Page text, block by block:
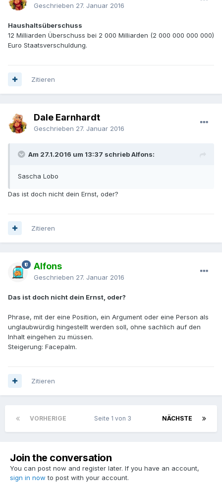
Geschrieben 27. Januar 2016
Haushaltsüberschuss
12 Milliarden Überschuss bei 2 000 Milliarden (2 000 000 000 000)
Euro Staatsverschuldung.
Zitieren
Dale Earnhardt
Geschrieben 27. Januar 2016
Am 27.1.2016 um 13:37 schrieb Alfons:
Sascha Lobo
Das ist doch nicht dein Ernst, oder?
Zitieren
Alfons
Geschrieben 27. Januar 2016
Das ist doch nicht dein Ernst, oder?
Phrase, mit der eine Position, ein Argument oder eine Person als
unglaubwürdig hingestellt werden soll, ohne sachlich auf den
Inhalt eingehen zu müssen.
Steigerung: Facepalm.
Zitieren
VORHERIGE NÄCHSTE
Seite 1 von 3
Join the conversation
You can post now and register later. If you have an account,
sign in now to post with your account.